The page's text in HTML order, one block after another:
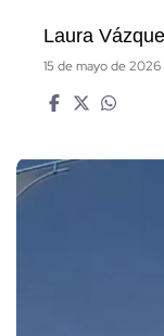
Laura
15 de mayo de 2026